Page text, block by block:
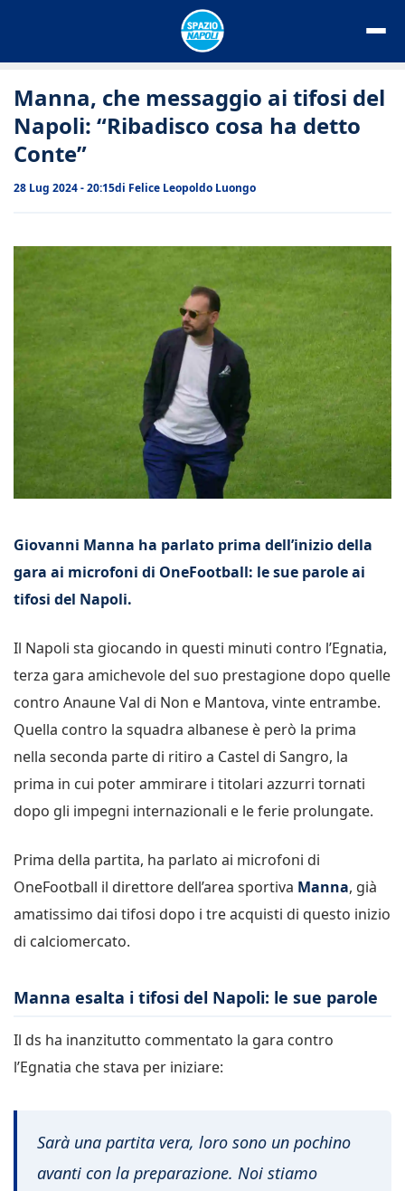
Manna, che messaggio ai tifosi del
Napoli: “Ribadisco cosa ha detto
Conte”
28 Lug 2024 - 20:15di Felice Leopoldo Luongo
Giovanni Manna ha parlato prima dell’inizio della
gara ai microfoni di OneFootball: le sue parole ai
tifosi del Napoli.
Il Napoli sta giocando in questi minuti contro l’Egnatia,
terza gara amichevole del suo prestagione dopo quelle
contro Anaune Val di Non e Mantova, vinte entrambe.
Quella contro la squadra albanese è però la prima
nella seconda parte di ritiro a Castel di Sangro, la
prima in cui poter ammirare i titolari azzurri tornati
dopo gli impegni internazionali e le ferie prolungate.
Prima della partita, ha parlato ai microfoni di
OneFootball il direttore dell’area sportiva Manna, già
amatissimo dai tifosi dopo i tre acquisti di questo inizio
di calciomercato.
Manna esalta i tifosi del Napoli: le sue parole
Il ds ha inanzitutto commentato la gara contro
l’Egnatia che stava per iniziare:
Sarà una partita vera, loro sono un pochino
avanti con la preparazione. Noi stiamo